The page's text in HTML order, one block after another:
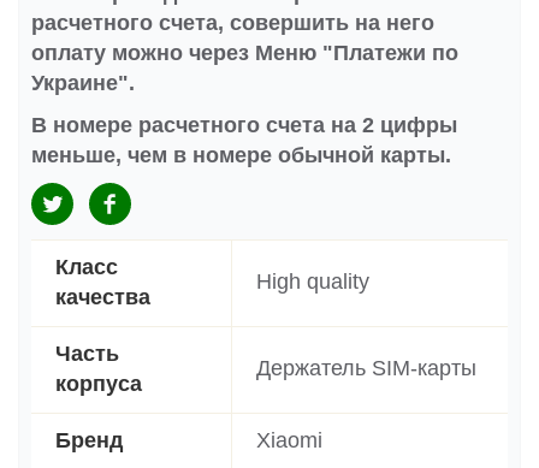
расчетного счета, совершить на него
оплату можно через Меню "Платежи по
Украине".
В номере расчетного счета на 2 цифры
меньше, чем в номере обычной карты.
Класс
качества
High quality
Часть
корпуса
Держатель SIM-карты
Бренд Xiaomi